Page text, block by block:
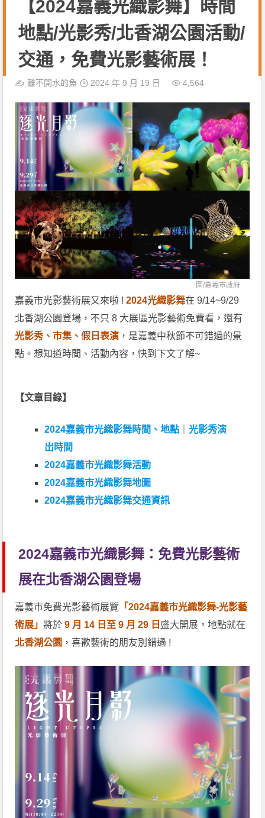
【2024嘉義光織影舞】時間
地點/光影秀/北香湖公園活動/
交通，免費光影藝術展！
✍️離不開水的魚 2024 年 9 月 19 日 4,564
圖/嘉義市政府
嘉義市光影藝術展又來啦 !2024光織影舞在 9/14~9/29
北香湖公園登場，不只 8 大展區光影藝術免費看，還有
光影秀、市集、假日表演 ，是嘉義中秋節不可錯過的景
點。想知道時間、活動內容，快到下文了解~
【文章目錄】
2024嘉義市光織影舞時間、地點 ｜光影秀演
出時間
2024嘉義市光織影舞活動
2024嘉義市光織影舞地圖
2024嘉義市光織影舞交通資訊
2024嘉義市光織影舞：免費光影藝術
展在北香湖公園登場
嘉義市免費光影藝術展覽 「2024嘉義市光織影舞-光影藝
術展」將於 9 月 14 日至 9 月 29 日 盛大開展，地點就在
北香湖公園 ，喜歡藝術的朋友別錯過 !